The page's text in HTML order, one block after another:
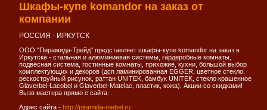
Шкафы-купе komandor на заказ от
компании
РОССИЯ - ИРКУТСК
ООО "Пирамида-Трейд" представляет шкафы-купе komandor на заказ в
Иркутске - стальная и алюминиевая системы, гардеробные комнаты,
подвесная система, гостинные комнаты, прихожие, кухни, большой выбор
комплектующих и декоров (дсп ламинированная EGGER, цветное стекло,
рескоструйный рисунок, раттан UNITEK, бамбук UNITEK, стекло крашенное
Glaverbel-Lacobel и Glaverbel-Matelac, пластик, кожа). Акции со скидками!
Вызв мастера прямо с сайта.
Адрес сайта - http://piramida-mebel.ru